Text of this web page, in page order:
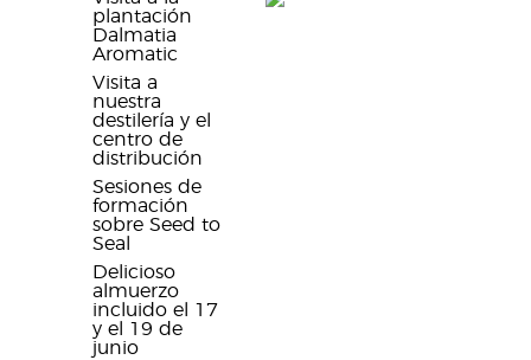
plantación
Dalmatia
Aromatic
Visita a
nuestra
destilería y el
centro de
distribución
Sesiones de
formación
sobre Seed to
Seal
Delicioso
almuerzo
incluido el 17
y el 19 de
junio